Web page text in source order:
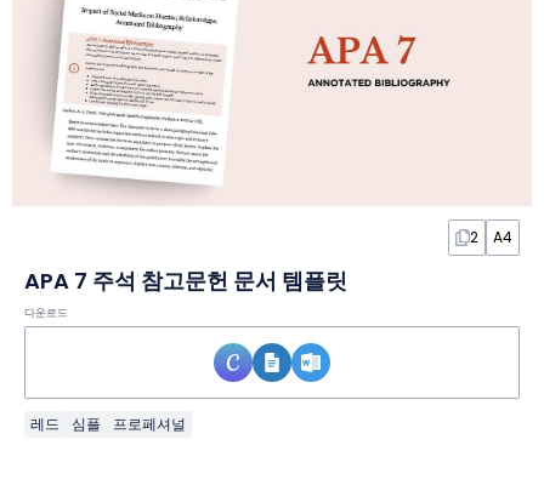
2 A4
APA 7 주석 참고문헌 문서 템플릿
다운로드
레드 심플 프로페셔널